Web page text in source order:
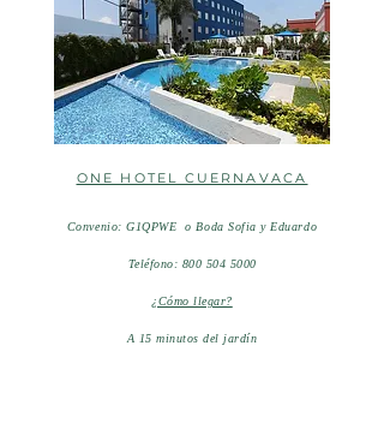
ONE HOTEL CUERNAVACA
Convenio: G1QPWE o Boda Sofia y Eduardo
Teléfono: 800 504 5000
¿Cómo llegar?
A 15 minutos deljardín